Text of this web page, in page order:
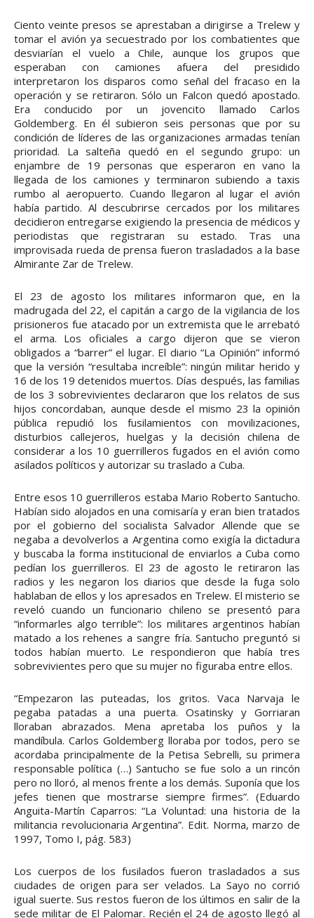
Ciento veinte presos se aprestaban a dirigirse a Trelew y
tomar el avión ya secuestrado por los combatientes que
desviarían el vuelo a Chile, aunque los grupos que
esperaban con camiones afuera del presidido
interpretaron los disparos como señal del fracaso en la
operación y se retiraron. Sólo un Falcon quedó apostado.
Era conducido por un jovencito llamado Carlos
Goldemberg. En él subieron seis personas que por su
condición de líderes de las organizaciones armadas tenían
prioridad. La salteña quedó en el segundo grupo: un
enjambre de 19 personas que esperaron en vano la
llegada de los camiones y terminaron subiendo a taxis
rumbo al aeropuerto. Cuando llegaron al lugar el avión
había partido. Al descubrirse cercados por los militares
decidieron entregarse exigiendo la presencia de médicos y
periodistas que registraran su estado. Tras una
improvisada rueda de prensa fueron trasladados a la base
Almirante Zar de Trelew.
El 23 de agosto los militares informaron que, en la
madrugada del 22, el capitán a cargo de la vigilancia de los
prisioneros fue atacado por un extremista que le arrebató
el arma. Los oficiales a cargo dijeron que se vieron
obligados a “barrer” el lugar. El diario “La Opinión” informó
que la versión “resultaba increíble”: ningún militar herido y
16 de los 19 detenidos muertos. Días después, las familias
de los 3 sobrevivientes declararon que los relatos de sus
hijos concordaban, aunque desde el mismo 23 la opinión
pública repudió los fusilamientos con movilizaciones,
disturbios callejeros, huelgas y la decisión chilena de
considerar a los 10 guerrilleros fugados en el avión como
asilados políticos y autorizar su traslado a Cuba.
Entre esos 10 guerrilleros estaba Mario Roberto Santucho.
Habían sido alojados en una comisaría y eran bien tratados
por el gobierno del socialista Salvador Allende que se
negaba a devolverlos a Argentina como exigía la dictadura
y buscaba la forma institucional de enviarlos a Cuba como
pedían los guerrilleros. El 23 de agosto le retiraron las
radios y les negaron los diarios que desde la fuga solo
hablaban de ellos y los apresados en Trelew. El misterio se
reveló cuando un funcionario chileno se presentó para
“informarles algo terrible”: los militares argentinos habían
matado a los rehenes a sangre fría. Santucho preguntó si
todos habían muerto. Le respondieron que había tres
sobrevivientes pero que su mujer no figuraba entre ellos.
“Empezaron las puteadas, los gritos. Vaca Narvaja le
pegaba patadas a una puerta. Osatinsky y Gorriaran
lloraban abrazados. Mena apretaba los puños y la
mandíbula. Carlos Goldemberg lloraba por todos, pero se
acordaba principalmente de la Petisa Sebrelli, su primera
responsable política (…) Santucho se fue solo a un rincón
pero no lloró, al menos frente a los demás. Suponía que los
jefes tienen que mostrarse siempre firmes”. (Eduardo
Anguita-Martín Caparros: “La Voluntad: una historia de la
militancia revolucionaria Argentina”. Edit. Norma, marzo de
1997, Tomo I, pág. 583)
Los cuerpos de los fusilados fueron trasladados a sus
ciudades de origen para ser velados. La Sayo no corrió
igual suerte. Sus restos fueron de los últimos en salir de la
sede militar de El Palomar. Recién el 24 de agosto llegó al